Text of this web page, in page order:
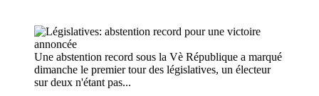
Une abstention record sous la Vè République a marqué
dimanche le premier tour des législatives, un électeur
sur deux n'étant pas...